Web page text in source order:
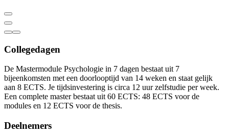
Collegedagen
De Mastermodule Psychologie in 7 dagen bestaat uit 7
bijeenkomsten met een doorlooptijd van 14 weken en staat gelijk
aan 8 ECTS. Je tijdsinvestering is circa 12 uur zelfstudie per week.
Een complete master bestaat uit 60 ECTS: 48 ECTS voor de
modules en 12 ECTS voor de thesis.
Deelnemers